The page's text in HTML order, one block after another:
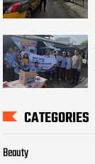
CATEGORIES
Beauty